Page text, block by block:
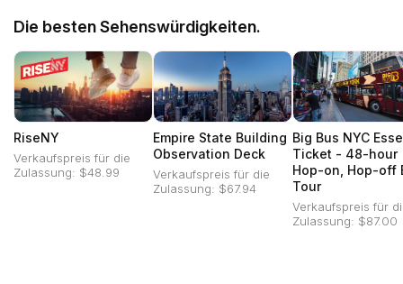
Die besten Sehenswürdigkeiten.
RiseNY
Verkaufspreis für die
Zulassung: $48.99
Empire State Building
Observation Deck
Verkaufspreis für die
Zulassung: $67.94
Big Bus NYC
Ticket - 48-hour
Hop-on, Hop-off
Tour
Verkaufspreis für
Zulassung: $87.00